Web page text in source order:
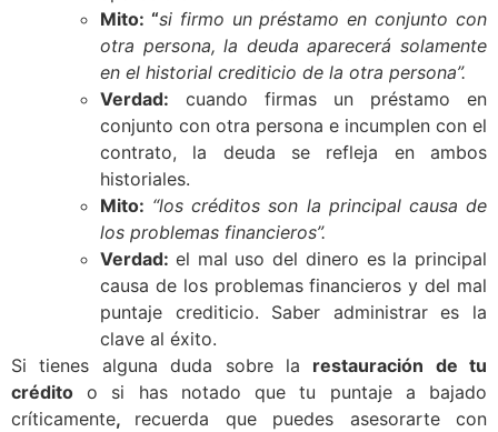
Mito: “si firmo un préstamo en conjunto con
otra persona, la deuda aparecerá solamente
en el historial crediticio de la otra persona”.
Verdad: cuando firmas un préstamo en
conjunto con otra persona e incumplen con el
contrato, la deuda se refleja en ambos
historiales.
Mito: “los créditos son la principal causa de
los problemas financieros”.
Verdad: el mal uso del dinero es la principal
causa de los problemas financieros y del mal
puntaje crediticio. Saber administrar es la
clave al éxito.
Si tienes alguna duda sobre la restauración de tu
crédito o si has notado que tu puntaje a bajado
críticamente, recuerda que puedes asesorarte con